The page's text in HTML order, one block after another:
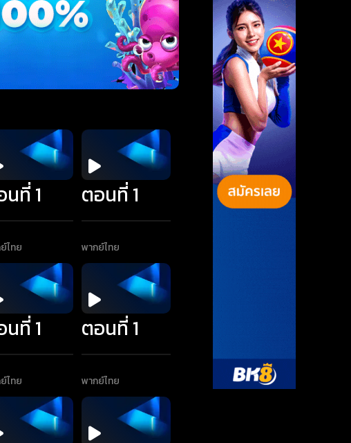
ที่ 1
ไทย
ตอนที่ 1
พากย์ไทย
ที่ 1
ไทย
ตอนที่ 1
พากย์ไทย